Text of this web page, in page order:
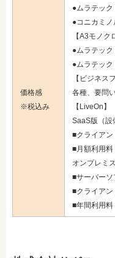
価格感
※税込み
●ムラテッ
●コニカミ
【A3モノク
●ムラテッ
●ムラテッ
【ビジネス
各種、要問
【LiveOn】
SaaS版（設
■クライア
■月額利用料
オンプレミ
■サーバー
■クライア
■年間利用